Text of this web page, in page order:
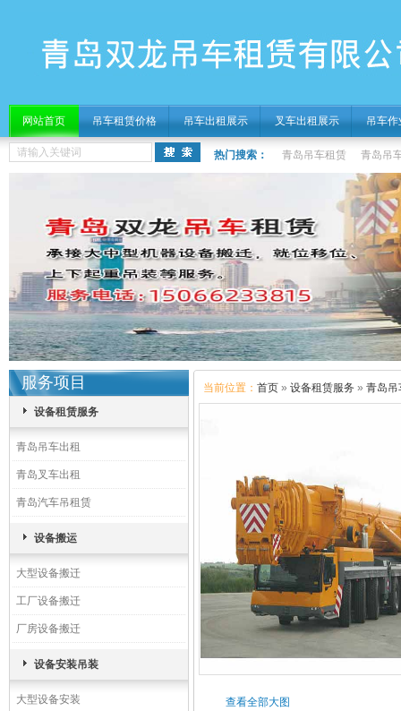
网站首页 吊车租赁价格 吊车出租展示 叉车出租展示 吊车作
热门搜索： 青岛吊车租赁 青岛吊
服务项目
设备租赁服务
青岛吊车出租
青岛叉车出租
青岛汽车吊租赁
设备搬运
大型设备搬迁
工厂设备搬迁
厂房设备搬迁
设备安装吊装
大型设备安装
当前位置： 首页 » 设备租赁服务 » 青岛吊
查看全部大图